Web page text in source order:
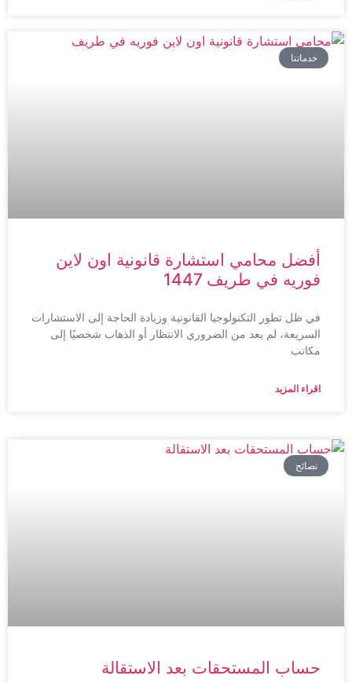
خدماتنا
أفضل محامي استشارة قانونية اون لاين
فوريه في طريف 1447
في ظل تطور التكنولوجيا القانونية وزيادة الحاجة إلى الاستشارات
السريعة، لم يعد من الضروري الانتظار أو الذهاب شخصيًا إلى
مكاتب
اقراء المزيد
نصائح
حساب المستحقات بعد الاستقالة